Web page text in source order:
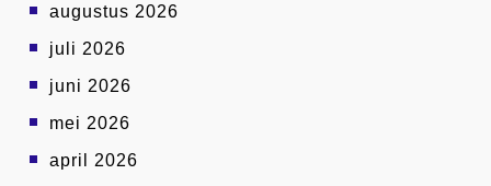
augustus 2026
juli 2026
juni 2026
mei 2026
april 2026